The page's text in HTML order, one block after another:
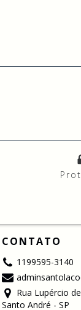
CONTATO
1199595-3140
Rua Lupércio
Santo André - SP